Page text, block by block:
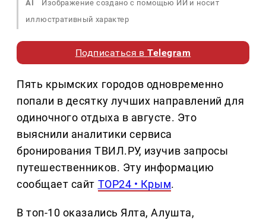
AI
Изображение создано с помощью ИИ и носит
иллюстративный характер
Подписаться вTelegram
Пять крымских городов одновременно
попали в десятку лучших направлений для
одиночного отдыха в августе. Это
выяснили аналитики сервиса
бронирования ТВИЛ.РУ, изучив запросы
путешественников. Эту информацию
сообщает сайт TOP24 • Крым.
В топ-10 оказались Ялта, Алушта,